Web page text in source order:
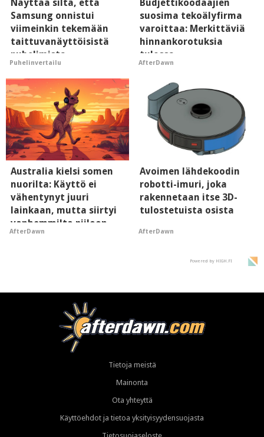
Näyttää siltä, että
Samsung onnistui
viimeinkin tekemään
taittuvanäyttöisistä
puhelimista
supersuosittuja
Puhelinvertailu
Budjettikoodaajien
suosima tekoälyfirma
varoittaa: Merkittäviä
hinnankorotuksia
tulossa
AfterDawn
Australia kielsi somen
nuorilta: Käyttö ei
vähentynyt juuri
lainkaan, mutta siirtyi
vanhemmilta piiloon
AfterDawn
Avoimen lähdekoodin
robotti-imuri, joka
rakennetaan itse 3D-
tulostetuista osista
AfterDawn
Powered by HIGH.FI
Tietoja meistä
Mainonta
Ota yhteyttä
Käyttöehdot ja tietoa yksityisyydensuojasta